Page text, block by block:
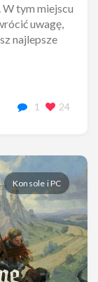
tym miejscu
uwagę,
najlepsze
1 24
Konsole i PC